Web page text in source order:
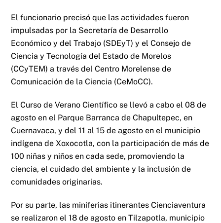
El funcionario precisó que las actividades fueron
impulsadas por la Secretaría de Desarrollo
Económico y del Trabajo (SDEyT) y el Consejo de
Ciencia y Tecnología del Estado de Morelos
(CCyTEM) a través del Centro Morelense de
Comunicación de la Ciencia (CeMoCC).
El Curso de Verano Científico se llevó a cabo el 08 de
agosto en el Parque Barranca de Chapultepec, en
Cuernavaca, y del 11 al 15 de agosto en el municipio
indígena de Xoxocotla, con la participación de más de
100 niñas y niños en cada sede, promoviendo la
ciencia, el cuidado del ambiente y la inclusión de
comunidades originarias.
Por su parte, las miniferias itinerantes Cienciaventura
se realizaron el 18 de agosto en Tilzapotla, municipio